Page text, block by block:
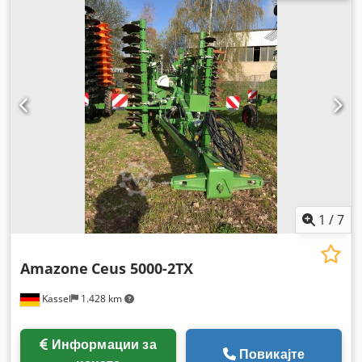
1 /7
Kassel 1.428 km
Amazone Ceus 5000-2TX
Повикајте